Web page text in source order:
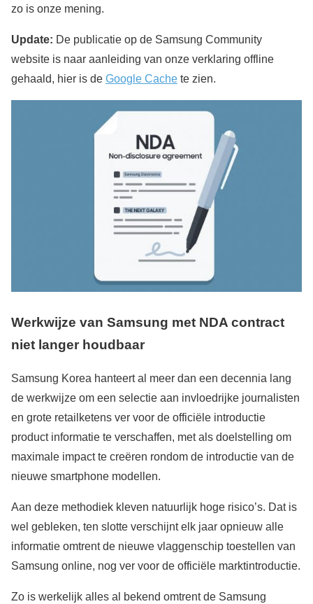
zo is onze mening.
Update: De publicatie op de Samsung Community
website is naar aanleiding van onze verklaring offline
gehaald, hier is de Google Cache te zien.
Werkwijze van Samsung met NDA contract
niet langer houdbaar
Samsung Korea hanteert al meer dan een decennia lang
de werkwijze om een selectie aan invloedrijke journalisten
en grote retailketens ver voor de officiële introductie
product informatie te verschaffen, met als doelstelling om
maximale impact te creëren rondom de introductie van de
nieuwe smartphone modellen.
Aan deze methodiek kleven natuurlijk hoge risico’s. Dat is
wel gebleken, ten slotte verschijnt elk jaar opnieuw alle
informatie omtrent de nieuwe vlaggenschip toestellen van
Samsung online, nog ver voor de officiële marktintroductie.
Zo is werkelijk alles al bekend omtrent de Samsung